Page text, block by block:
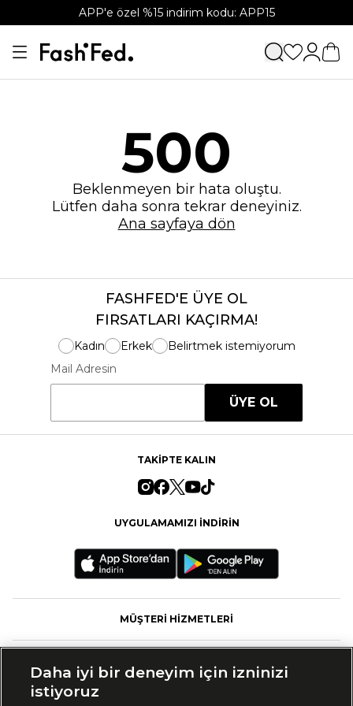
APP'e özel %15 indirim kodu: APP15
500
Beklenmeyen bir hata oluştu.
Lütfen daha sonra tekrar deneyiniz.
Ana sayfaya dön
FASHFED'E ÜYE OL
FIRSATLARI KAÇIRMA!
Kadın Erkek
Belirtmek istemiyorum
Mail Adresin
ÜYE OL
TAKİPTE KALIN
UYGULAMAMIZI İNDİRİN
MÜŞTERİ HİZMETLERİ
Daha iyi bir deneyim için izninizi
istiyoruz